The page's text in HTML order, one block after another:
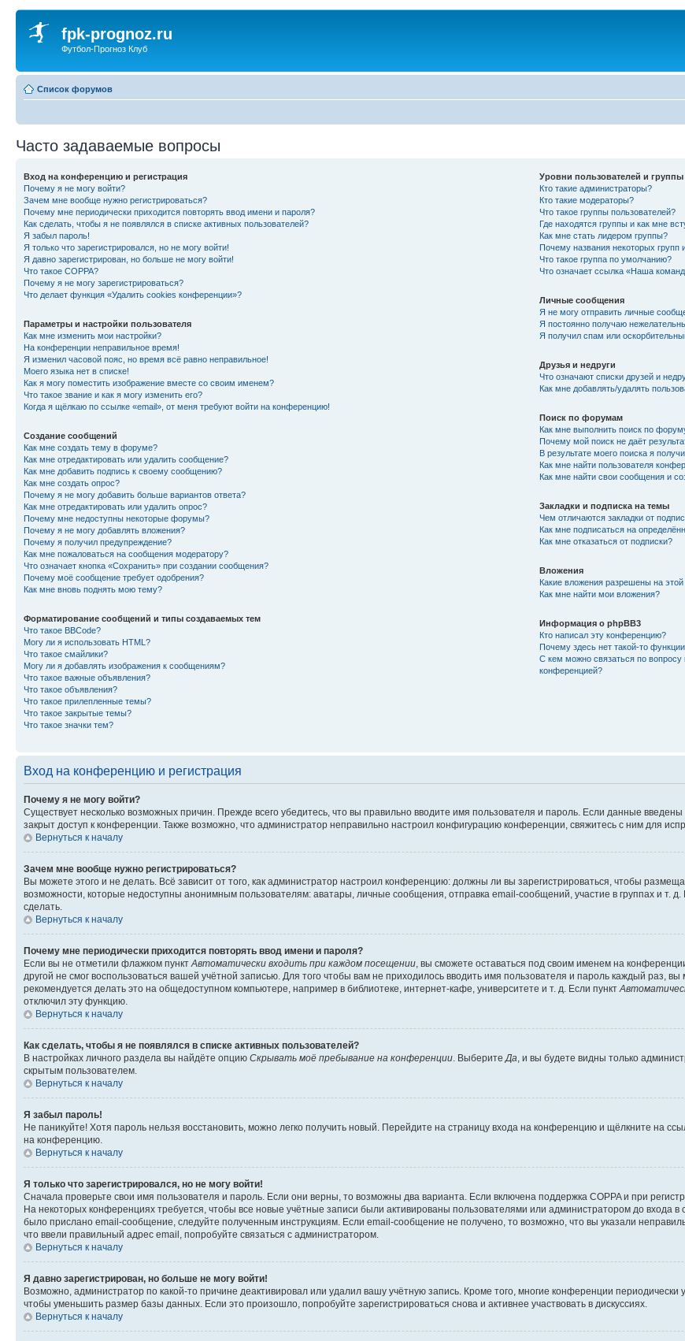
fpk-prognoz.ru
Футбол-Прогноз Клуб
Список форумов
Часто задаваемые вопросы
Вход на конференцию и регистрация
Почему я не могу войти?
Зачем мне вообще нужно регистрироваться?
Почему мне периодически приходится повторять ввод имени и пароля?
Как сделать, чтобы я не появлялся в списке активных пользователей?
Я забыл пароль!
Я только что зарегистрировался, но не могу войти!
Я давно зарегистрирован, но больше не могу войти!
Что такое COPPA?
Почему я не могу зарегистрироваться?
Что делает функция «Удалить cookies конференции»?
Параметры и настройки пользователя
Как мне изменить мои настройки?
На конференции неправильное время!
Я изменил часовой пояс, но время всё равно неправильное!
Моего языка нет в списке!
Как я могу поместить изображение вместе со своим именем?
Что такое звание и как я могу изменить его?
Когда я щёлкаю по ссылке «email», от меня требуют войти на конференцию!
Создание сообщений
Как мне создать тему в форуме?
Как мне отредактировать или удалить сообщение?
Как мне добавить подпись к своему сообщению?
Как мне создать опрос?
Почему я не могу добавить больше вариантов ответа?
Как мне отредактировать или удалить опрос?
Почему мне недоступны некоторые форумы?
Почему я не могу добавлять вложения?
Почему я получил предупреждение?
Как мне пожаловаться на сообщения модератору?
Что означает кнопка «Сохранить» при создании сообщения?
Почему моё сообщение требует одобрения?
Как мне вновь поднять мою тему?
Форматирование сообщений и типы создаваемых тем
Что такое BBCode?
Могу ли я использовать HTML?
Что такое смайлики?
Могу ли я добавлять изображения к сообщениям?
Что такое важные объявления?
Что такое объявления?
Что такое прилепленные темы?
Что такое закрытые темы?
Что такое значки тем?
Уровни пользователей и группы
Кто такие администраторы?
Кто такие модераторы?
Что такое группы пользователей?
Где находятся группы и как мне
Как мне стать лидером группы?
Почему названия некоторых групп
Что такое группа по умолчанию?
Что означает ссылка «Наша
Личные сообщения
Я не могу отправить личные
Я постоянно получаю
Я получил спам или
Друзья и недруги
Что означают списки друзей и
Как мне добавлять/удалять
Поиск по форумам
Как мне выполнить поиск по
Почему мой поиск не даёт
В результате моего поиска я
Как мне найти пользователя
Как мне найти свои сообщения и
Закладки и подписка на темы
Чем отличаются закладки от
Как мне подписаться на
Как мне отказаться от подписки?
Вложения
Какие вложения разрешены на
Как мне найти мои вложения?
Информация о phpBB3
Кто написал эту конференцию?
Почему здесь нет такой-то
С кем можно связаться по вопросу
конференцией?
Вход на конференцию и регистрация
Почему я не могу войти?
Существует несколько возможных причин. Прежде всего убедитесь, что вы правильно вводите имя пользователя и пароль. Если данные
закрыт доступ к конференции. Также возможно, что администратор неправильно настроил конфигурацию конференции, свяжитесь с ним для
Вернуться к началу
Зачем мне вообще нужно регистрироваться?
Вы можете этого и не делать. Всё зависит от того, как администратор настроил конференцию: должны ли вы зарегистрироваться, чтобы
возможности, которые недоступны анонимным пользователям: аватары, личные сообщения, отправка email-сообщений, участие в группах и т. д.
сделать.
Вернуться к началу
Почему мне периодически приходится повторять ввод имени и пароля?
Если вы не отметили флажком пункт Автоматически входить при каждом посещении , вы сможете оставаться под своим именем на
другой не смог воспользоваться вашей учётной записью. Для того чтобы вам не приходилось вводить имя пользователя и пароль каждый раз,
рекомендуется делать это на общедоступном компьютере, например в библиотеке, интернет-кафе, университете и т. д. Если пункт
отключил эту функцию.
Вернуться к началу
Как сделать, чтобы я не появлялся в списке активных пользователей?
В настройках личного раздела вы найдёте опцию Скрывать моё пребывание на конференции . Выберите Да , и вы будете видны только
скрытым пользователем.
Вернуться к началу
Я забыл пароль!
Не паникуйте! Хотя пароль нельзя восстановить, можно легко получить новый. Перейдите на страницу входа на конференцию и щёлкните на
на конференцию.
Вернуться к началу
Я только что зарегистрировался, но не могу войти!
Сначала проверьте свои имя пользователя и пароль. Если они верны, то возможны два варианта. Если включена поддержка COPPA и при
На некоторых конференциях требуется, чтобы все новые учётные записи были активированы пользователями или администратором до входа
было прислано email-сообщение, следуйте полученным инструкциям. Если email-сообщение не получено, то возможно, что вы указали
что ввели правильный адрес email, попробуйте связаться с администратором.
Вернуться к началу
Я давно зарегистрирован, но больше не могу войти!
Возможно, администратор по какой-то причине деактивировал или удалил вашу учётную запись. Кроме того, многие конференции
чтобы уменьшить размер базы данных. Если это произошло, попробуйте зарегистрироваться снова и активнее участвовать в дискуссиях.
Вернуться к началу